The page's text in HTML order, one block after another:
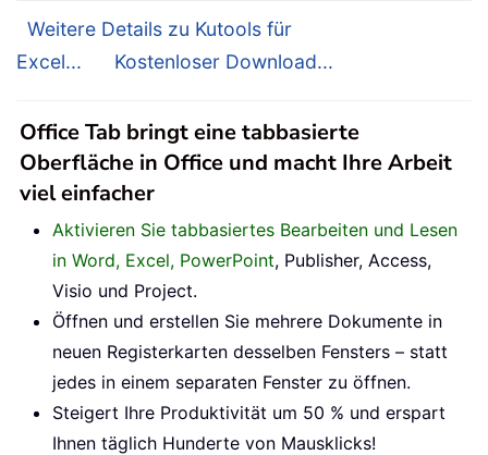
Weitere Details zu Kutools für
Excel...
Kostenloser Download...
Office Tab bringt eine tabbasierte
Oberfläche in Office und macht Ihre Arbeit
viel einfacher
Aktivieren Sie tabbasiertes Bearbeiten und Lesen
in Word, Excel, PowerPoint, Publisher, Access,
Visio und Project.
Öffnen und erstellen Sie mehrere Dokumente in
neuen Registerkarten desselben Fensters – statt
jedes in einem separaten Fenster zu öffnen.
Steigert Ihre Produktivität um 50 % und erspart
Ihnen täglich Hunderte von Mausklicks!